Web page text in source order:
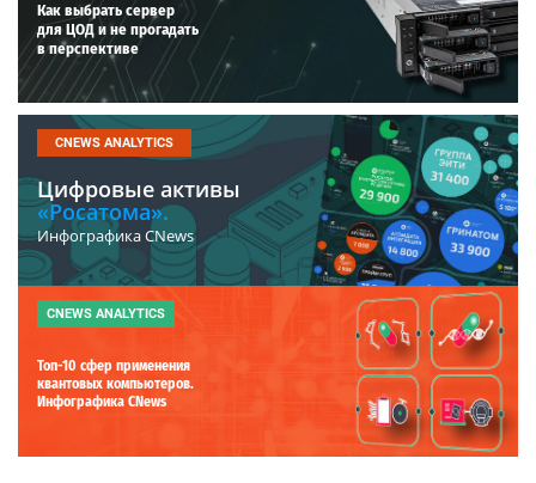
Как выбрать сервер
для ЦОД и не прогадать
в перспективе
CNEWS ANALYTICS
Цифровые активы
«Росатома».
Инфографика CNews
CNEWS ANALYTICS
Топ-10 сфер применения
квантовых компьютеров.
Инфографика CNews